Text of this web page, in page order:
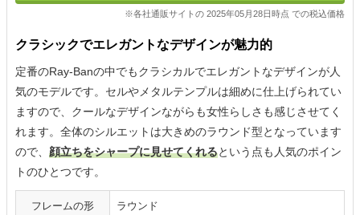
※各社通販サイトの 2025年05月28日時点 での税込価格
クラシックでエレガントなデザインが魅力的
定番のRay-Banの中でもクラシカルでエレガントなデザインが人
気のモデルです。セルやメタルテンプルは細めに仕上げられてい
ますので、クールなデザインながらも女性らしさも感じさせてく
れます。全体のシルエットは大きめのラウンド型となっています
ので、 顔立ちをシャープに見せてくれるという点も人気のポイン
トのひとつです。
フレームの形 ラウンド